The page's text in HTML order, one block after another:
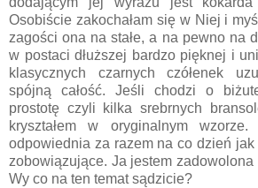
Osobiście zakochałam się w Niej i
zagości ona na stałe, a na pewno na
w postaci dłuższej bardzo pięknej i
klasycznych czarnych czółenek
spójną całość. Jeśli chodzi o
prostotę czyli kilka srebrnych
kryształem w oryginalnym
odpowiednia za razem na co dzień
zobowiązujące. Ja jestem
Wy co na ten temat sądzicie?